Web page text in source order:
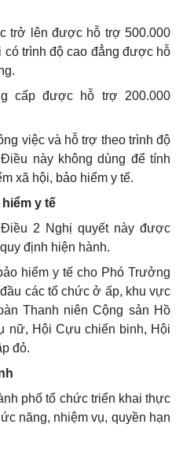
trở lên được hỗ trợ 500.000
trình độ cao đẳng được hỗ
cấp được hỗ trợ 200.000
việc và hỗ trợ theo trình độ
này không dùng để tính
xã hội, bảo hiểm y tế.
y tế
2 Nghị quyết này được
định hiện hành.
hiểm y tế cho Phó Trưởng
các tổ chức ở ấp, khu vực
Thanh niên Cộng sản Hồ
nữ, Hội Cựu chiến binh, Hội
đỏ.
phố tổ chức triển khai thực
năng, nhiệm vụ, quyền hạn